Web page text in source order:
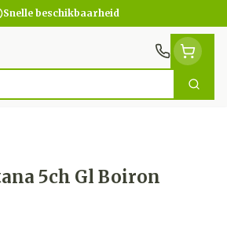
Snelle beschikbaarheid
Zoek
5ch Gl Boiron